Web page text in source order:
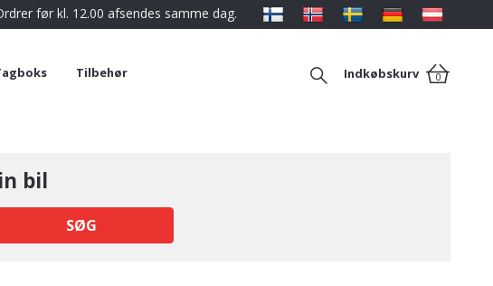
før kl. 12.00 afsendes samme dag.
Tilbehør Indkøbskurv 0
bil
SØG